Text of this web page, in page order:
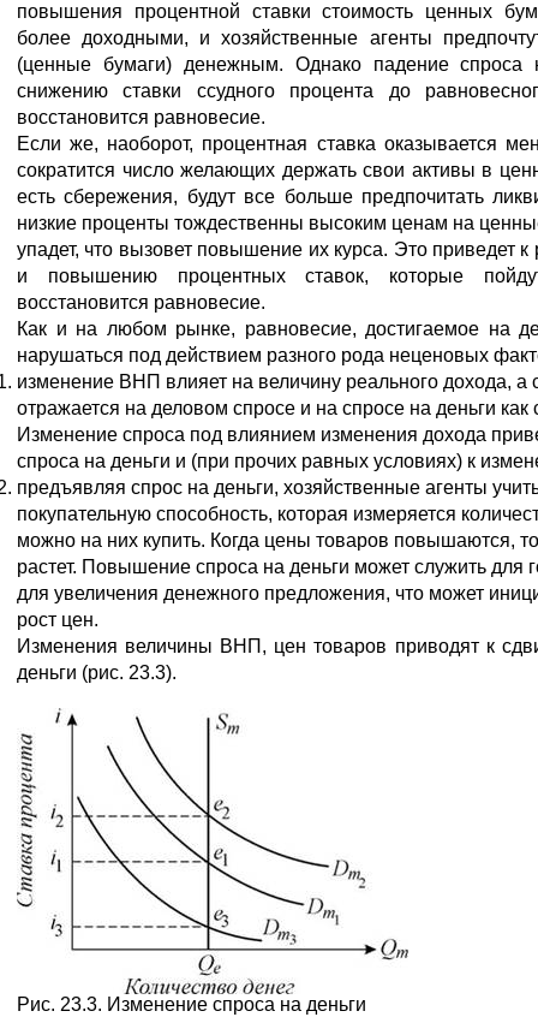
повышения процентной ставки стоимость ценных
более доходными, и хозяйственные агенты
(ценные бумаги) денежным. Однако падение спроса
снижению ставки ссудного процента до
восстановится равновесие.
Если же, наоборот, процентная ставка оказывается
сократится число желающих держать свои активы в
есть сбережения, будут все больше предпочитать
низкие проценты тождественны высоким ценам на
упадет, что вызовет повышение их курса. Это приведет к
и повышению процентных ставок, которые
восстановится равновесие.
Как и на любом рынке, равновесие, достигаемое на
нарушаться под действием разного рода неценовых
изменение ВНП влияет на величину реального дохода, а
отражается на деловом спросе и на спросе на деньги
Изменение спроса под влиянием изменения дохода
спроса на деньги и (при прочих равных условиях) к
предъявляя спрос на деньги, хозяйственные агенты
покупательную способность, которая измеряется
можно на них купить. Когда цены товаров повышаются,
растет. Повышение спроса на деньги может служить для
для увеличения денежного предложения, что может
рост цен.
Изменения величины ВНП, цен товаров приводят к
деньги (рис. 23.3).
Рис. 23.3. Изменение спроса на деньги